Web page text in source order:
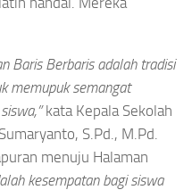
Baris Berbaris adalah tradisi
memupuk semangat
kata Kepala Sekolah
S.Pd., M.Pd.
menuju Halaman
kesempatan bagi siswa